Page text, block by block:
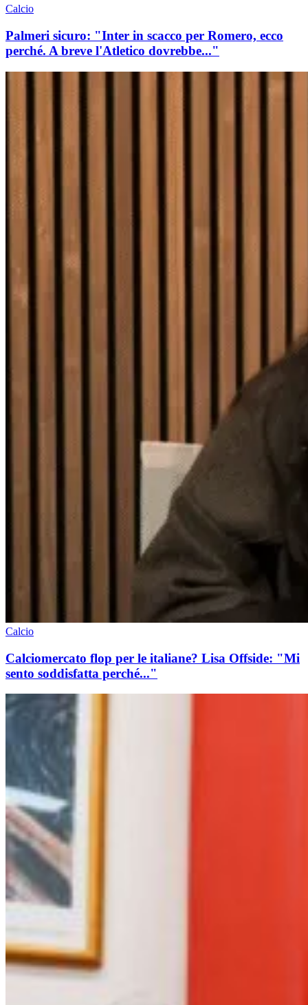
Calcio
Palmeri sicuro: "Inter in scacco per Romero, ecco
perché. A breve l'Atletico dovrebbe..."
Calcio
Calciomercato flop per le italiane? Lisa Offside: "Mi
sento soddisfatta perché..."